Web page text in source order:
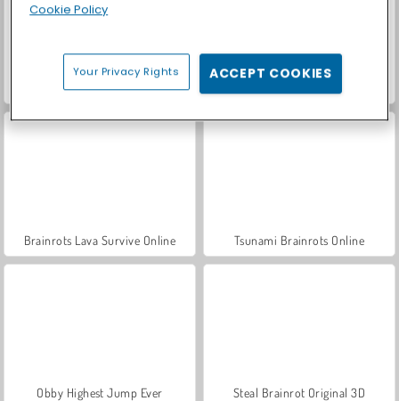
Paper Fighter 3D
Brainrots Lava Survive Online Tsunami Brainrots Online
Obby Highest Jump Ever Steal Brainrot Original 3D
Cookie Policy
Your Privacy Rights ACCEPT COOKIES